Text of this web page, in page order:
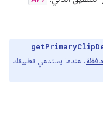
. عندما يستدعي تطبيقك